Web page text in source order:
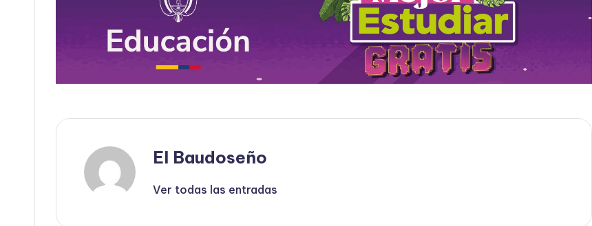
El Baudoseño
Ver todas las entradas